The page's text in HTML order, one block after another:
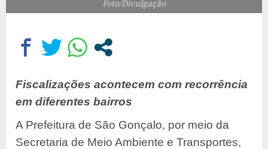
Foto/Divulgação
Fiscalizações acontecem com recorrência
em diferentes bairros
A Prefeitura de São Gonçalo, por meio da
Secretaria de Meio Ambiente e Transportes,